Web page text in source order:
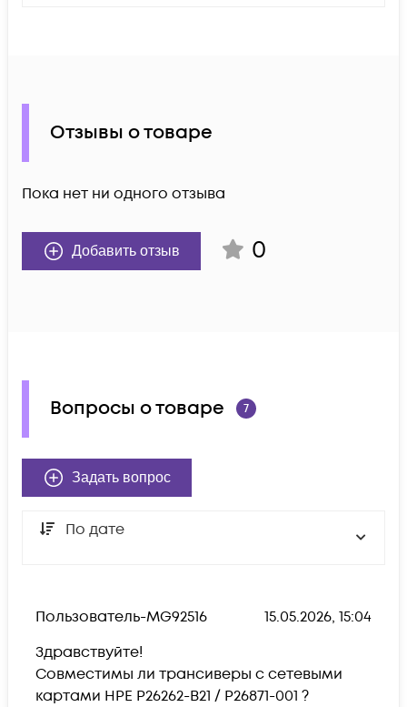
Отзывы о товаре
Пока нет ни одного отзыва
Добавить отзыв 0
Вопросы о товаре 7
Задать вопрос
По дате
Пользователь-MG92516
15.05.2026, 15:04
Здравствуйте!
Совместимы ли трансиверы с сетевыми
картами HPE P26262-B21 / P26871-001 ?